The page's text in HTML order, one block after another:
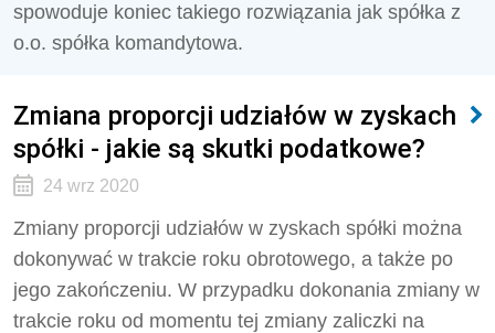
spowoduje koniec takiego rozwiązania jak spółka z
o.o. spółka komandytowa.
Zmiana proporcji udziałów w zyskach
spółki - jakie są skutki podatkowe?
24 wrz 2020
Zmiany proporcji udziałów w zyskach spółki można
dokonywać w trakcie roku obrotowego, a także po
jego zakończeniu. W przypadku dokonania zmiany w
trakcie roku od momentu tej zmiany zaliczki na